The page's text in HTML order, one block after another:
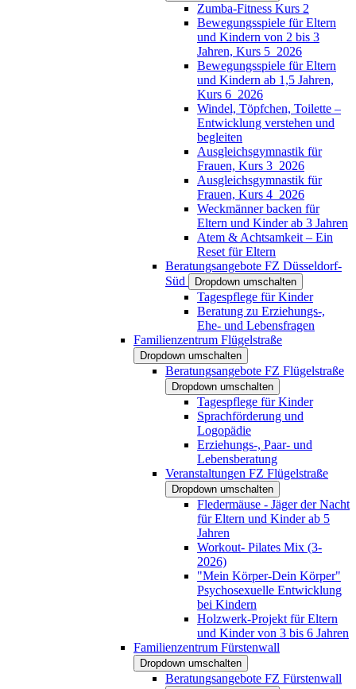
Zumba-Fitness Kurs 2
Bewegungsspiele für Eltern
und Kindern von 2 bis 3
Jahren, Kurs 5_2026
Bewegungsspiele für Eltern
und Kindern ab 1,5 Jahren,
Kurs 6_2026
Windel, Töpfchen, Toilette –
Entwicklung verstehen und
begleiten
Ausgleichsgymnastik für
Frauen, Kurs 3_2026
Ausgleichsgymnastik für
Frauen, Kurs 4_2026
Weckmänner backen für
Eltern und Kinder ab 3 Jahren
Atem & Achtsamkeit – Ein
Reset für Eltern
Beratungsangebote FZ Düsseldorf-
Süd
Dropdown umschalten
Tagespflege für Kinder
Beratung zu Erziehungs-,
Ehe- und Lebensfragen
Familienzentrum Flügelstraße
Dropdown umschalten
Beratungsangebote FZ Flügelstraße
Dropdown umschalten
Tagespflege für Kinder
Sprachförderung und
Logopädie
Erziehungs-, Paar- und
Lebensberatung
Veranstaltungen FZ Flügelstraße
Dropdown umschalten
Fledermäuse - Jäger der Nacht
für Eltern und Kinder ab 5
Jahren
Workout- Pilates Mix (3-
2026)
"Mein Körper-Dein Körper"
Psychosexuelle Entwicklung
bei Kindern
Holzwerk-Projekt für Eltern
und Kinder von 3 bis 6 Jahren
Familienzentrum Fürstenwall
Dropdown umschalten
Beratungsangebote FZ Fürstenwall